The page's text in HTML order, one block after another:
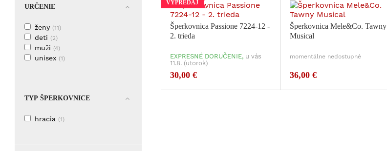
URČENIE
ženy (11)
deti (2)
muži (4)
unisex (1)
TYP ŠPERKOVNICE
hracia (1)
VÝPREDAJ
Šperkovnica Passione 7224-12 -
2. trieda
EXPRESNÉ DORUČENIE, u vás
11.8. (utorok)
30,00 €
Šperkovnica Mele&Co. Tawny
Musical
momentálne nedostupné
36,00 €